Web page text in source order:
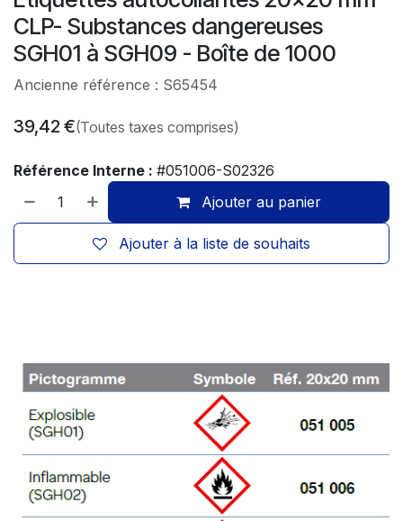
CLP- Substances dangereuses
SGH01 à SGH09 - Boîte de 1000
Ancienne référence : S65454
39,42€(Toutes taxes comprises)
Référence Interne : #051006-S02326
Ajouter au panier
Ajouter à la liste de souhaits